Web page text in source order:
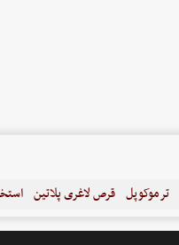
ترموکوپل قرص لاغری پلاتین